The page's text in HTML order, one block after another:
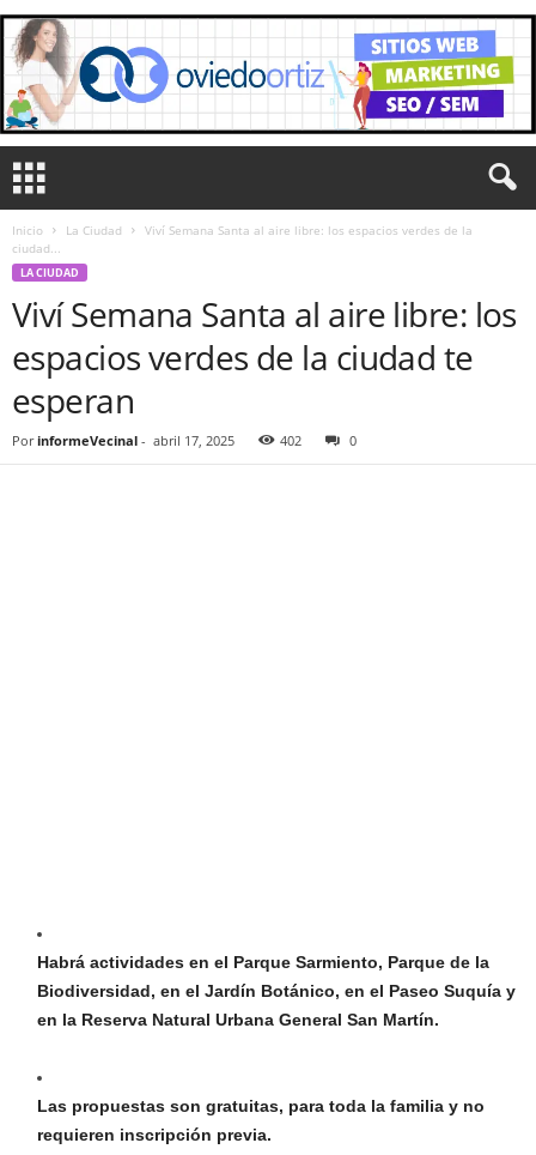
Inicio La Ciudad
Viví Semana Santa al aire libre: los espacios verdes de la
ciudad...
LA CIUDAD
Viví Semana Santa al aire libre: los
espacios verdes de la ciudad te
esperan
Por informeVecinal - abril 17, 2025 402 0
Habrá actividades en el Parque Sarmiento, Parque de la
Biodiversidad, en el Jardín Botánico, en el Paseo Suquía y
en la Reserva Natural Urbana General San Martín.
Las propuestas son gratuitas, para toda la familia y no
requieren inscripción previa.